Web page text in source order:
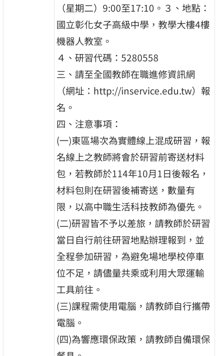
（星期二）9:00至17:10。３、地點：
國立彰化女子高級中學，教學大樓4樓
機器人教室。
４、研習代碼：5280558
三、請至全國教師在職進修資訊網
（網址：http://inservice.edu.tw）報
名。
四、注意事項：
(一)東區場次為實體線上混成研習，報
名線上之教師將會於研習前寄送材料
包，若教師於114年10月1日後報名，
材料包則在研習後補寄送，數量有
限，以高中職生活科技教師為優先。
(二)研習皆不予以差旅，請教師於研習
當日自行前往研習地點辦理報到，並
全程參加研習，為避免場地學校停車
位不足，請儘量共乘或利用大眾運輸
工具前往。
(三)課程需使用電腦，請教師自行攜帶
電腦。
(四)為響應環保政策，請教師自備環保